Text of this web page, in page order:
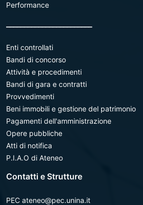
Performance
Enti controllati
Bandi di concorso
Attività e procedimenti
Bandi di gara e contratti
Provvedimenti
Beni immobili e gestione del patrimonio
Pagamenti dell'amministrazione
Opere pubbliche
Atti di notifica
P.I.A.O di Ateneo
Contatti e Strutture
PEC ateneo@pec.unina.it